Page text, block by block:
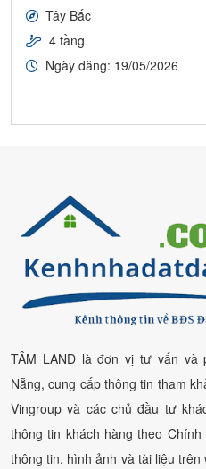
Tây Bắc
4 tầng
Ngày đăng: 19/05/2026
TÂM LAND là đơn vị tư vấn
Nẵng, cung cấp thông tin tham
Vingroup và các chủ đầu tư
thông tin khách hàng theo
thông tin, hình ảnh và tài liệu